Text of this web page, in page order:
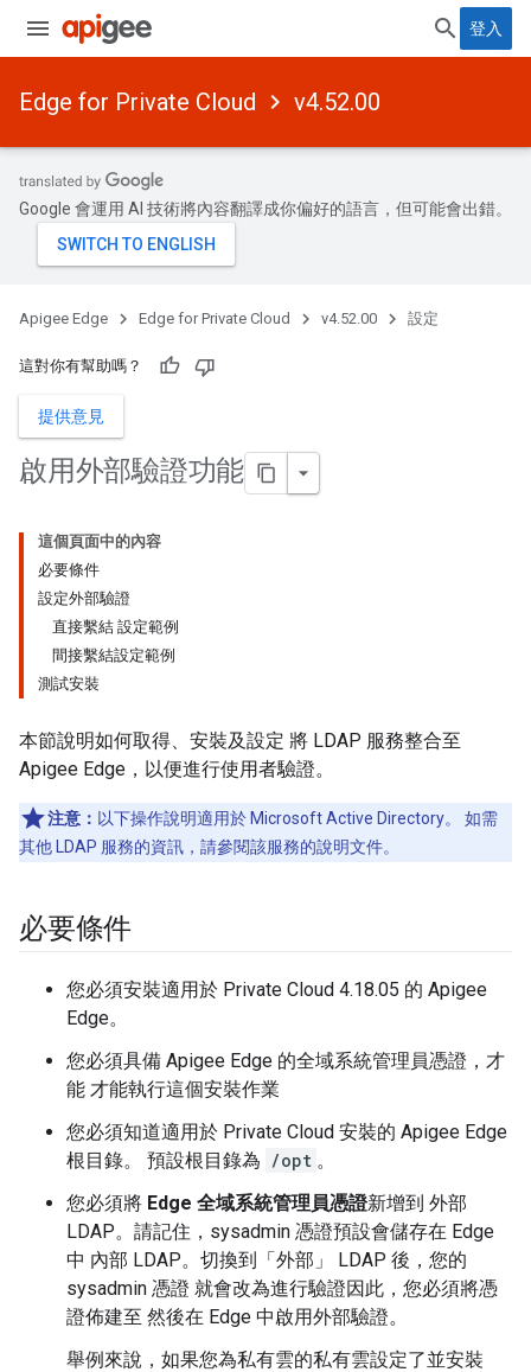
登入
Edge for Private Cloud v4.52.00
Google 會運用 AI 技術將內容翻譯成你偏好的語言，但可能會出錯。
Apigee Edge Edge for Private Cloud v4.52.00 設定
這對你有幫助嗎？
提供意見
啟用外部驗證功能
這個頁面中的內容
必要條件
設定外部驗證
直接繫結 設定範例
間接繫結設定範例
測試安裝
本節說明如何取得、安裝及設定 將 LDAP 服務整合至
Apigee Edge，以便進行使用者驗證。
注意： 以下操作說明適用於 Microsoft Active Directory。 如需
其他 LDAP 服務的資訊，請參閱該服務的說明文件。
必要條件
您必須安裝適用於 Private Cloud 4.18.05 的 Apigee
Edge。
您必須具備 Apigee Edge 的全域系統管理員憑證，才
能 才能執行這個安裝作業
您必須知道適用於 Private Cloud 安裝的 Apigee Edge
根目錄。 預設根目錄為 /opt 。
您必須將 Edge 全域系統管理員憑證新增到 外部
LDAP。請記住，sysadmin 憑證預設會儲存在 Edge
中 內部 LDAP。切換到「外部」
LDAP 後，您的
sysadmin 憑證 就會改為進行驗證因此，您必須將憑
證佈建至 然後在 Edge 中啟用外部驗證。
舉例來說，如果您為私有雲的私有雲設定了並安裝